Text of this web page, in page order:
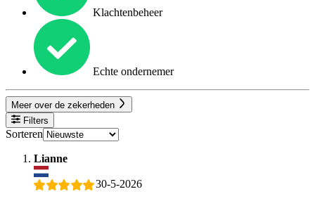
Klachtenbeheer
Echte ondernemer
Meer over de zekerheden
Filters
Sorteren
Lianne
30-5-2026